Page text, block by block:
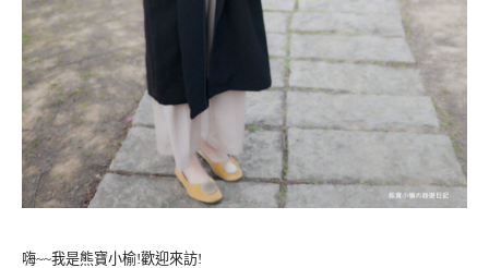
嗨~~我是熊寶小榆!歡迎來訪!